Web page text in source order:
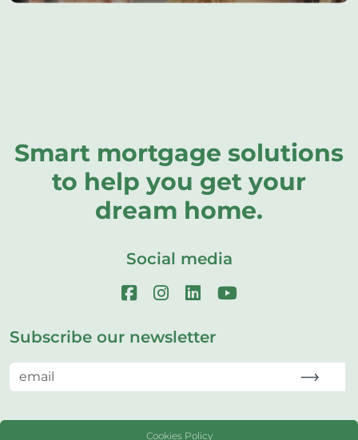
Smart mortgage solutions
to help you get your
dream home.
Social media
Subscribe our newsletter
Cookies Policy